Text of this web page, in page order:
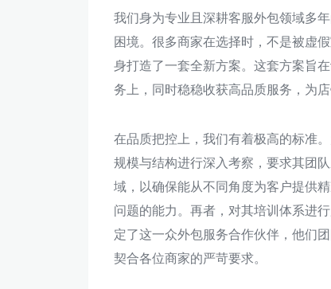
我们身为专业且深耕客服外包领域多
困境。很多商家在选择时，不是被虚
身打造了一套全新方案。这套方案旨
务上，同时稳稳收获高品质服务，为店
在品质把控上，我们有着极高的标准
规模与结构进行深入考察，要求其团
域，以确保能从不同角度为客户提供
问题的能力。再者，对其培训体系进
定了这一众外包服务合作伙伴，他们
契合各位商家的严苛要求。